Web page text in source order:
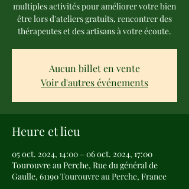
multiples activités pour améliorer votre bien
être lors d'ateliers gratuits, rencontrer des
thérapeutes et des artisans à votre écoute.
Aucun billet en vente
Voir d'autres événements
Heure et lieu
05 oct. 2024, 14:00 – 06 oct. 2024, 17:00
Tourouvre au Perche, Rue du général de
Gaulle, 61190 Tourouvre au Perche, France